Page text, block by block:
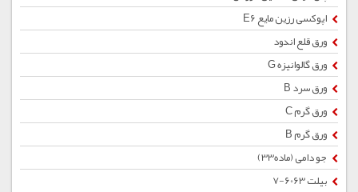
اپوکسی رزین مایع E6
ورق قلع اندود
ورق گالوانیزه G
ورق سرد B
ورق گرم C
ورق گرم B
جو دامی (ماده33)
بیلت 6063-7